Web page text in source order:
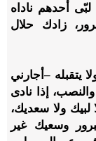
أحدهم ناداه
زادك حلال
يتقبله –أجارني
إذا نادى
لبيك ولا سعديك،
وسعيك غير